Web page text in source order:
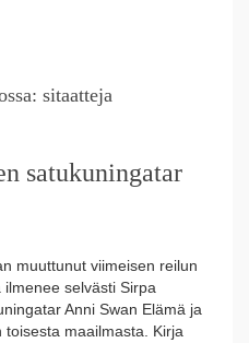
sitaatteja
satukuningatar
muuttunut viimeisen reilun
selvästi Sirpa
Anni Swan Elämä ja
maailmasta. Kirja